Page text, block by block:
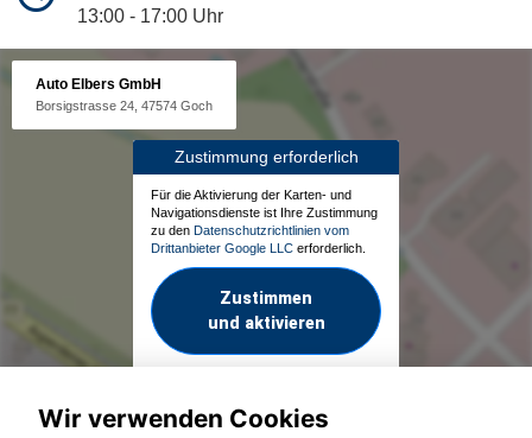
13:00 - 17:00 Uhr
Auto Elbers GmbH
Borsigstrasse 24, 47574 Goch
Zustimmung erforderlich
Für die Aktivierung der Karten- und
Navigationsdienste ist Ihre Zustimmung
zu den Datenschutzrichtlinien vom
Drittanbieter Google LLC erforderlich.
Zustimmen
und aktivieren
Wir verwenden Cookies